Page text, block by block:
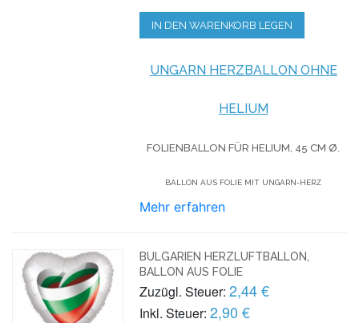
IN DEN WARENKORB LEGEN
UNGARN HERZBALLON OHNE
HELIUM
FOLIENBALLON FÜR HELIUM, 45 CM Ø.
BALLON AUS FOLIE MIT UNGARN-HERZ
Mehr erfahren
BULGARIEN HERZLUFTBALLON,
BALLON AUS FOLIE
Zuzügl. Steuer: 2,44 €
Inkl. Steuer: 2,90 €